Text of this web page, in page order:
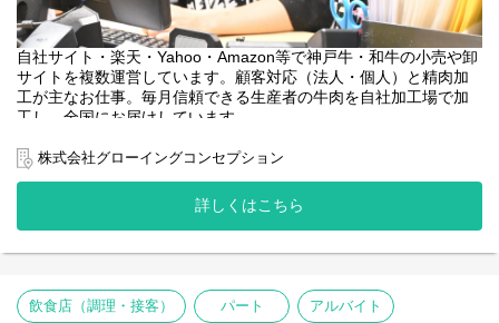
自社サイト・楽天・Yahoo・Amazon等で神戸牛・和牛の小売や卸
サイトを複数運営しています。顧客対応（法人・個人）と精肉加
工が主なお仕事。毎月信頼できる生産者の牛肉を自社加工場で加
工し、全国にお届けしています。
EC受注業務と工場加工業務のハイブリッドな働き方です。受注業
務未経験でも精肉業界・飲食業界・食品業界などで働いていた方
も歓迎致します。基本的に残業はありませんが１２月繁忙期のみ
残業が発生します。現在活躍中の先輩社員は販売サービス業から
の転職や、社内の飲食業からの移籍、海外在住経験者など様々で
す！モクモクと作業するよりコミュニケーションを取りながら働
1日の流れ
株式会社グローイングコンセプション
詳しくはこちら
飲食店（調理・接客） パート アルバイト